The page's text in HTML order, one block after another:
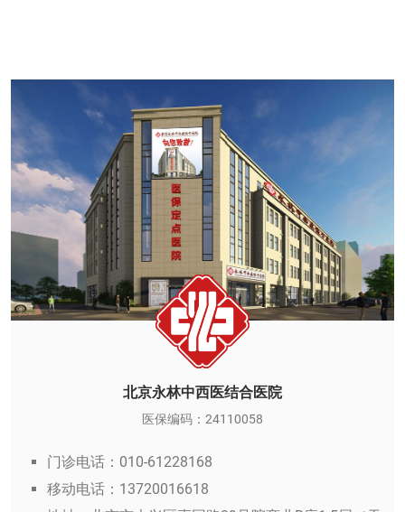
北京永林中西医结合医院
医保编码：24110058
门诊电话：010-61228168
移动电话：13720016618